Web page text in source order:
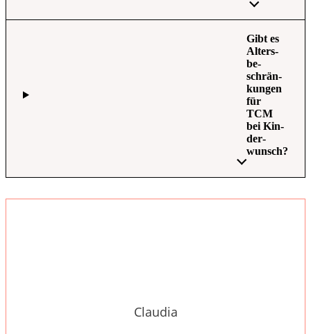
Gibt es
Alters­
be­
schrän­
kun­gen
für
TCM
bei Kin­
der­
wunsch?
Claudia